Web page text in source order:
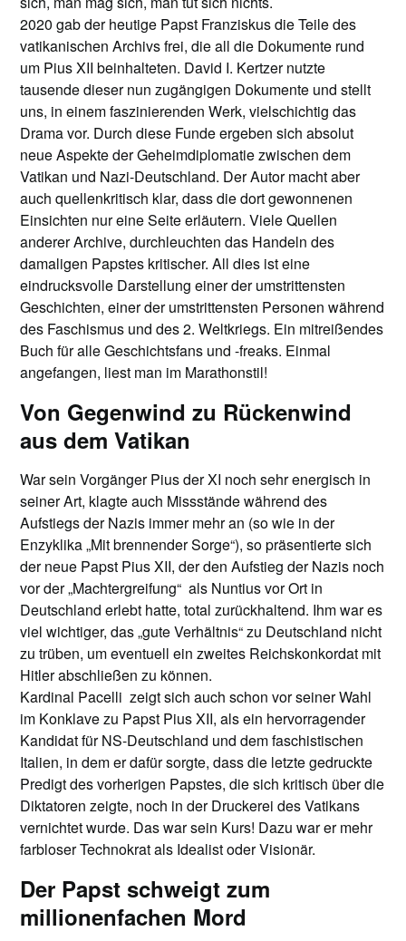
2020 gab der heutige Papst Franziskus die Teile des
vatikanischen Archivs frei, die all die Dokumente rund
um Pius XII beinhalteten. David I. Kertzer nutzte
tausende dieser nun zugängigen Dokumente und stellt
uns, in einem faszinierenden Werk, vielschichtig das
Drama vor. Durch diese Funde ergeben sich absolut
neue Aspekte der Geheimdiplomatie zwischen dem
Vatikan und Nazi-Deutschland. Der Autor macht aber
auch quellenkritisch klar, dass die dort gewonnenen
Einsichten nur eine Seite erläutern. Viele Quellen
anderer Archive, durchleuchten das Handeln des
damaligen Papstes kritischer. All dies ist eine
eindrucksvolle Darstellung einer der umstrittensten
Geschichten, einer der umstrittensten Personen während
des Faschismus und des 2. Weltkriegs. Ein mitreißendes
Buch für alle Geschichtsfans und -freaks. Einmal
angefangen, liest man im Marathonstil!
Von Gegenwind zu Rückenwind
aus dem Vatikan
War sein Vorgänger Pius der XI noch sehr energisch in
seiner Art, klagte auch Missstände während des
Aufstiegs der Nazis immer mehr an (so wie in der
Enzyklika „Mit brennender Sorge“), so präsentierte sich
der neue Papst Pius XII, der den Aufstieg der Nazis noch
vor der „Machtergreifung“ als Nuntius vor Ort in
Deutschland erlebt hatte, total zurückhaltend. Ihm war es
viel wichtiger, das „gute Verhältnis“ zu Deutschland nicht
zu trüben, um eventuell ein zweites Reichskonkordat mit
Hitler abschließen zu können.
Kardinal Pacelli zeigt sich auch schon vor seiner Wahl
im Konklave zu Papst Pius XII, als ein hervorragender
Kandidat für NS-Deutschland und dem faschistischen
Italien, in dem er dafür sorgte, dass die letzte gedruckte
Predigt des vorherigen Papstes, die sich kritisch über die
Diktatoren zeigte, noch in der Druckerei des Vatikans
vernichtet wurde. Das war sein Kurs! Dazu war er mehr
farbloser Technokrat als Idealist oder Visionär.
Der Papst schweigt zum
millionenfachen Mord